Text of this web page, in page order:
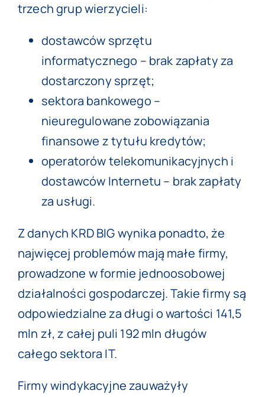
trzech grup wierzycieli:
dostawców sprzętu
informatycznego – brak zapłaty za
dostarczony sprzęt;
sektora bankowego –
nieuregulowane zobowiązania
finansowe z tytułu kredytów;
operatorów telekomunikacyjnych i
dostawców Internetu – brak zapłaty
za usługi.
Z danych KRD BIG wynika ponadto, że
najwięcej problemów mają małe firmy,
prowadzone w formie jednoosobowej
działalności gospodarczej. Takie firmy są
odpowiedzialne za długi o wartości 141,5
mln zł, z całej puli 192 mln długów
całego sektora IT.
Firmy windykacyjne zauważyły